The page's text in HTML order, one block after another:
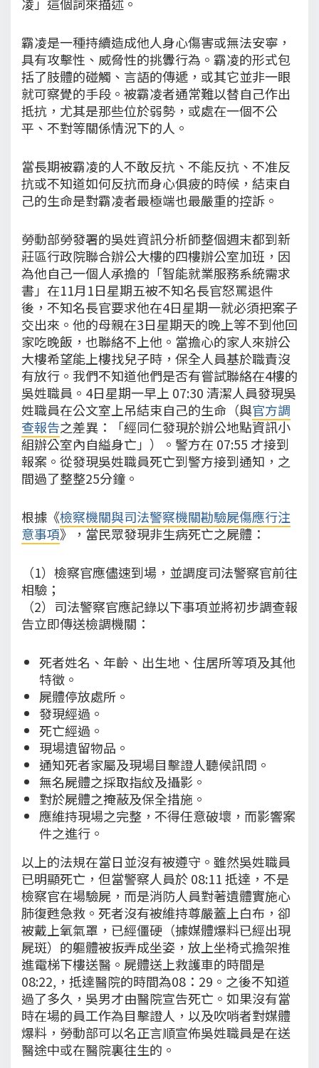
霸凌是一種持續造成他人身心傷害或無法安寧，
具有攻擊性、威脅性的挑釁行為。霸凌的形式包
括了肢體的碰觸、言語的傳遞，或其它並非一眼
就可察覺的手段。被霸凌者通常難以替自己作出
抵抗，尤其是那些位於弱勢，或處在一個不公
平、不對等關係情況下的人。
當長期被霸凌的人不敢反抗、不能反抗、不准反
抗或不知道如何反抗而身心俱疲的時候，結束自
己的生命是對霸凌者最極端也最嚴重的控訴。
勞動部勞發署的吳姓資訊分析師整個週末都到新
莊區行政院聯合辦公大樓的四樓辦公室加班，因
為他自己一個人承擔的「智能就業服務系統需求
書」在11月1日星期五被不知名長官怒罵退件
後，不知名長官要求他在4日星期一就必須把案子
交出來。他的母親在3日星期天的晚上等不到他回
家吃晚飯，也聯絡不上他。當擔心的家人來辦公
大樓希望能上樓找兒子時，保全人員基於職責沒
有放行。我們不知道他們是否有嘗試聯絡在4樓的
吳姓職員。4日星期一早上 07:30 清潔人員發現吳
姓職員在公文室上吊結束自己的生命（與官方調
查報告之差異：「經同仁發現於辦公地點資訊小
組辦公室內自縊身亡」）。警方在 07:55 才接到
報案。從發現吳姓職員死亡到警方接到通知，之
間過了整整25分鐘。
根據《檢察機關與司法警察機關勘驗屍傷應行注
意事項》，當民眾發現非生病死亡之屍體：
（1）檢察官應儘速到場，並調度司法警察官前往
相驗；
（2）司法警察官應記錄以下事項並將初步調查報
告立即傳送檢調機關：
死者姓名、年齡、出生地、住居所等項及其他
特徵。
屍體停放處所。
發現經過。
死亡經過。
現場遺留物品。
通知死者家屬及現場目擊證人聽候訊問。
無名屍體之採取指紋及攝影。
對於屍體之掩蔽及保全措施。
應維持現場之完整，不得任意破壞，而影響案
件之進行。
以上的法規在當日並沒有被遵守。雖然吳姓職員
已明顯死亡，但當警察人員於 08:11 抵達，不是
檢察官在場驗屍，而是消防人員對著遺體實施心
肺復甦急救。死者沒有被維持尊嚴蓋上白布，卻
被戴上氧氣罩，已經僵硬（據媒體爆料已經出現
屍斑）的軀體被扳弄成坐姿，放上坐椅式擔架推
進電梯下樓送醫。屍體送上救護車的時間是
08:22,，抵達醫院的時間為08：29。之後不知道
過了多久，吳男才由醫院宣告死亡。如果沒有當
時在場的員工作為目擊證人，以及吹哨者對媒體
爆料，勞動部可以名正言順宣佈吳姓職員是在送
醫途中或在醫院裏往生的。